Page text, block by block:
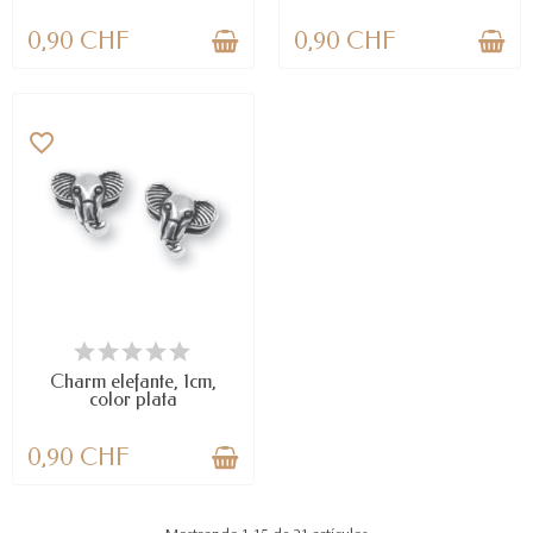
0,90 CHF 0,90 CHF
DISPONIBLE
favorite_border
Charm elefante, 1cm,
color plata
0,90 CHF